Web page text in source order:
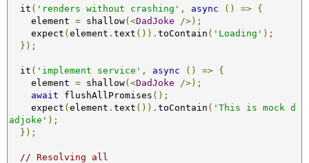
  it
( 'renders without crashing' , async () => {
    element
= shallow(<DadJoke
/>);
    expect
(element . text ()). toContain ( 'Loading' );
});
  it
( 'implement service' , async () => {
    element
= shallow(<DadJoke
/>);
await flushAllPromises ();
    expect
(element . text ()). toContain ( 'This is mock d
adjoke' );
});
// Resolving all